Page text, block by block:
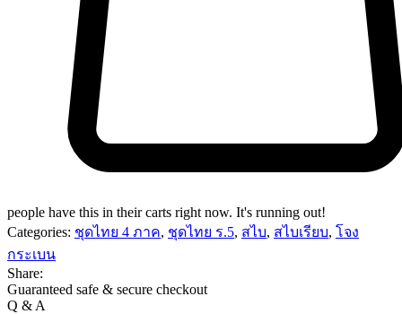
people have this in their carts right now. It's running out!
Categories: ชุดไทย 4 ภาค, ชุดไทย ร.5, สไบ, สไบเรียบ, โจง
กระเบน
Share:
Guaranteed safe & secure checkout
Q & A